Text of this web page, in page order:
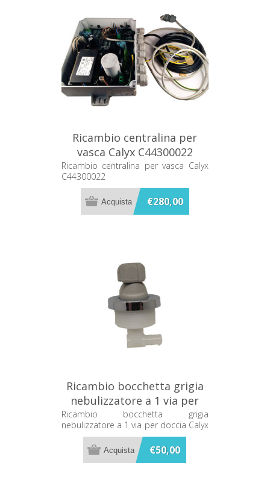
Ricambio centralina per
vasca Calyx C44300022
Ricambio centralina per vasca Calyx
C44300022
€280,00
Ricambio bocchetta grigia
nebulizzatore a 1 via per
doccia Calyx C44236592
Ricambio bocchetta grigia
nebulizzatore a 1 via per doccia Calyx
C44236592
€50,00